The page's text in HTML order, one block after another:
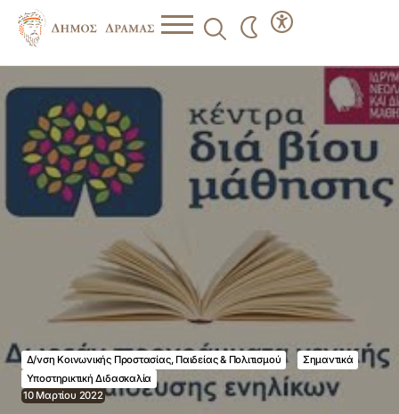
Δ/νση Κοινωνικής Προστασίας, Παιδείας & Πολιτισμού
Σημαντικά
Υποστηρικτική Διδασκαλία
10 Μαρτίου 2022